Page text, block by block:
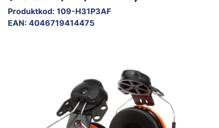
Produktkod: 109-H31P3AF
EAN: 4046719414475